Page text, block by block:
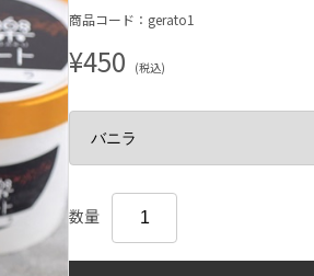
商品コード：gerato1
¥450 (税込)
数量